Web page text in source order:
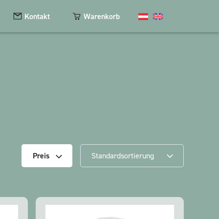
The Heart Bear
Kontakt Warenkorb
Preis Standardsortierung